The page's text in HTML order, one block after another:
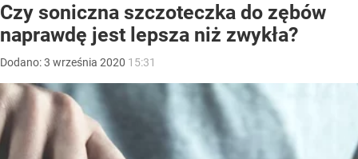
Czy soniczna szczoteczka do zębów
naprawdę jest lepsza niż zwykła?
Dodano:3 września 2020 15:31